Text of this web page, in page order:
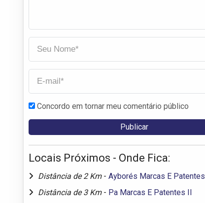
Concordo em tornar meu comentário público
Locais Próximos - Onde Fica:
Distância de 2 Km - Ayborés Marcas E Patentes
Distância de 3 Km - Pa Marcas E Patentes II